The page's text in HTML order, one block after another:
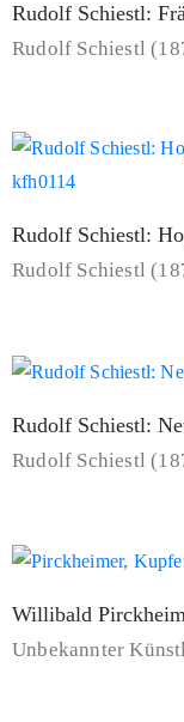
Rudolf Schiestl:
Rudolf Schiestl
Rudolf Schiestl:
Rudolf Schiestl
Rudolf Schiestl:
Rudolf Schiestl
Willibald
Unbekannter